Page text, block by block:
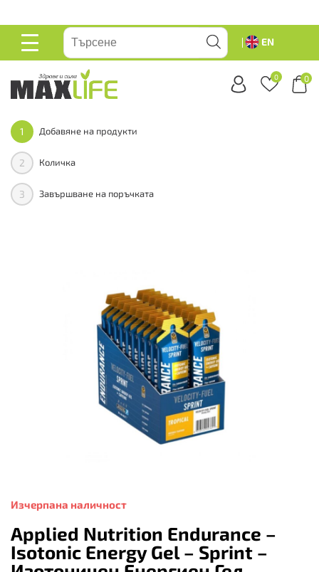
ОСНОВНО
EN
0 0
1 Добавяне на продукти
2 Количка
3 Завършване на поръчката
Изчерпана наличност
Applied Nutrition Endurance –
Isotonic Energy Gel – Sprint –